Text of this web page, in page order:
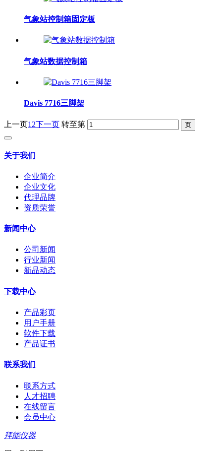
气象站控制箱固定板
气象站数据控制箱
Davis 7716三脚架
上一页12下一页 转至第
关于我们
企业简介
企业文化
代理品牌
资质荣誉
新闻中心
公司新闻
行业新闻
新品动态
下载中心
产品彩页
用户手册
软件下载
产品证书
联系我们
联系方式
人才招聘
在线留言
会员中心
拜能仪器